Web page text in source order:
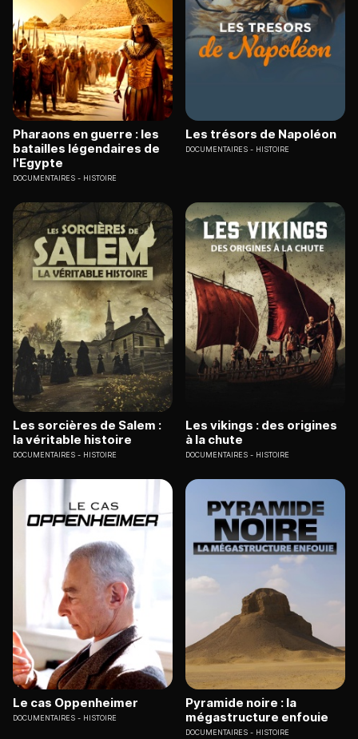
Pharaons en guerre : les
batailles légendaires de
l'Egypte
DOCUMENTAIRES HISTOIRE
Les trésors de Napoléon
DOCUMENTAIRES HISTOIRE
Les sorcières de Salem :
la véritable histoire
DOCUMENTAIRES HISTOIRE
Les vikings : des origines
à la chute
DOCUMENTAIRES HISTOIRE
Le cas Oppenheimer
DOCUMENTAIRES HISTOIRE
Pyramide noire : la
mégastructure enfouie
DOCUMENTAIRES HISTOIRE